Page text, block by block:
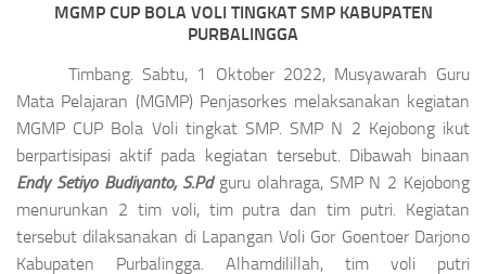
MGMP CUP BOLA VOLI TINGKAT SMP KABUPATEN
PURBALINGGA
Timbang. Sabtu, 1 Oktober 2022, Musyawarah Guru
Mata Pelajaran (MGMP) Penjasorkes melaksanakan kegiatan
MGMP CUP Bola Voli tingkat SMP. SMP N 2 Kejobong ikut
berpartisipasi aktif pada kegiatan tersebut. Dibawah binaan
Endy Setiyo Budiyanto, S.Pdguru olahraga, SMP N 2 Kejobong
menurunkan 2 tim voli, tim putra dan tim putri. Kegiatan
tersebut dilaksanakan di Lapangan Voli Gor Goentoer Darjono
Kabupaten Purbalingga. Alhamdilillah, tim voli putri